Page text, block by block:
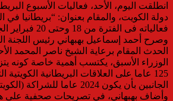
انطلقت اليوم، الأحد، فعاليات الأسبوع
دولة الكويت، والمقام بعنوان: “بريطانيا في
فعالياته فى الفترة من 18 وحتى 20 فبراير الجاري، بمول العاصمة.
وصرح أحمد إسماعيل بهبهاني رئيس اللجنة
الحدث المقام برعاية الشيخ ناصر المحمد
الوزراء الأسبق، يكتسب أهمية خاصة كونه
125 عاما على العلاقات البريطانية الكويتية
الجانبين بأن يكون 2024 عاما للشراكة (الكويتية – البريطانية).
وأضاف بهبهاني، في تصريحات صحفية على